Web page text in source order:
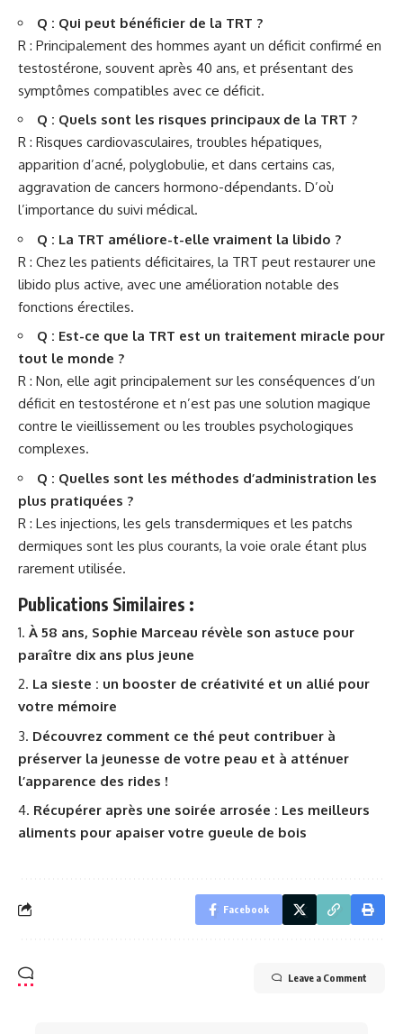
Q : Qui peut bénéficier de la TRT ?
R : Principalement des hommes ayant un déficit confirmé en
testostérone, souvent après 40 ans, et présentant des
symptômes compatibles avec ce déficit.
Q : Quels sont les risques principaux de la TRT ?
R : Risques cardiovasculaires, troubles hépatiques,
apparition d’acné, polyglobulie, et dans certains cas,
aggravation de cancers hormono-dépendants. D’où
l’importance du suivi médical.
Q : La TRT améliore-t-elle vraiment la libido ?
R : Chez les patients déficitaires, la TRT peut restaurer une
libido plus active, avec une amélioration notable des
fonctions érectiles.
Q : Est-ce que la TRT est un traitement miracle pour
tout le monde ?
R : Non, elle agit principalement sur les conséquences d’un
déficit en testostérone et n’est pas une solution magique
contre le vieillissement ou les troubles psychologiques
complexes.
Q : Quelles sont les méthodes d’administration les
plus pratiquées ?
R : Les injections, les gels transdermiques et les patchs
dermiques sont les plus courants, la voie orale étant plus
rarement utilisée.
Publications Similaires :
À 58 ans, Sophie Marceau révèle son astuce pour
paraître dix ans plus jeune
La sieste : un booster de créativité et un allié pour
votre mémoire
Découvrez comment ce thé peut contribuer à
préserver la jeunesse de votre peau et à atténuer
l’apparence des rides !
Récupérer après une soirée arrosée : Les meilleurs
aliments pour apaiser votre gueule de bois
Facebook
Leave a Comment